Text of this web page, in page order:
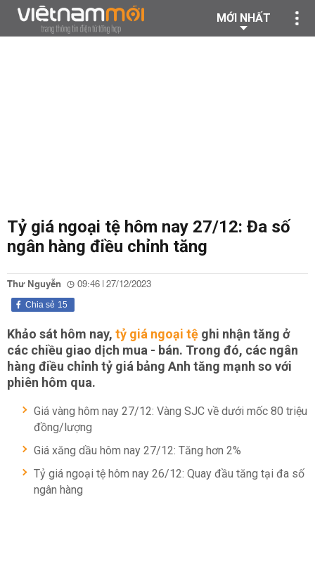
MỚI NHẤT
Tỷ giá ngoại tệ hôm nay 27/12: Đa số
ngân hàng điều chỉnh tăng
Thư Nguyễn 09:46 | 27/12/2023
15
Chia sẻ
Khảo sát hôm nay, tỷ giá ngoại tệ ghi nhận tăng ở
các chiều giao dịch mua - bán. Trong đó, các ngân
hàng điều chỉnh tỷ giá bảng Anh tăng mạnh so với
phiên hôm qua.
Giá vàng hôm nay 27/12: Vàng SJC về dưới mốc 80 triệu
đồng/lượng
Giá xăng dầu hôm nay 27/12: Tăng hơn 2%
Tỷ giá ngoại tệ hôm nay 26/12: Quay đầu tăng tại đa số
ngân hàng